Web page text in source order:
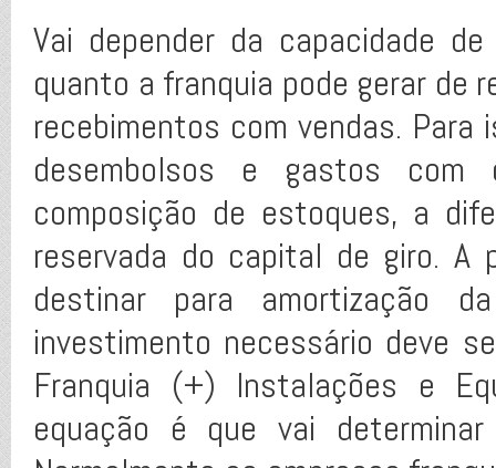
Vai depender da capacidade
quanto a franquia pode gerar de
recebimentos com vendas.
desembolsos e gastos
composição de estoques, a
reservada do capital de giro. A
destinar para amortização
investimento necessário deve
Franquia (+) Instalações e
equação é que vai